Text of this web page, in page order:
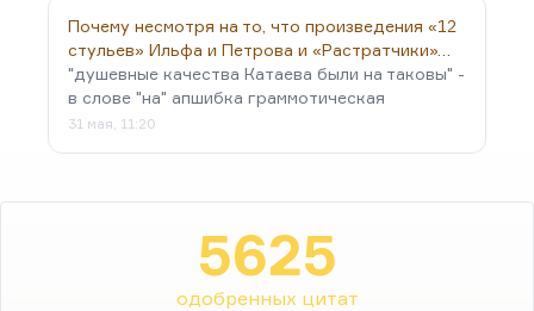
Почему несмотря на то, что произведения «12
стульев» Ильфа и Петрова и «Растратчики»…
"душевные качества Катаева были на таковы" -
в слове "на" апшибка граммотическая
31 мая, 11:20
5625
одобренных цитат